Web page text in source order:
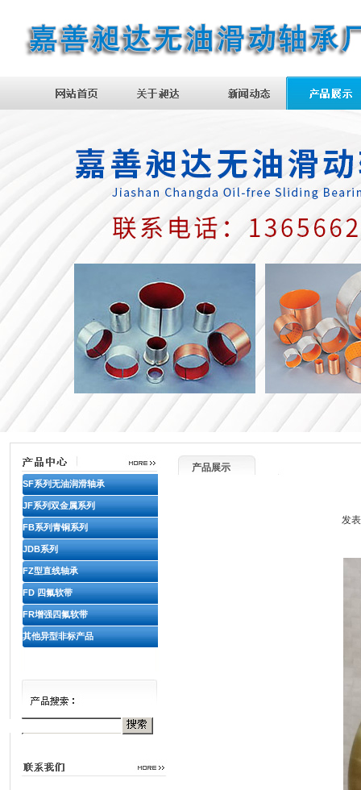
SF系列无油润滑轴承
JF系列双金属系列
FB系列青铜系列
JDB系列
FZ型直线轴承
FD 四氟软带
FR增强四氟软带
其他异型非标产品
产品展示
发